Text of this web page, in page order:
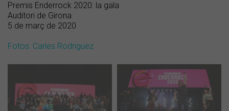
Premis Enderrock 2020: la gala
Auditori de Girona
5 de març de 2020
Fotos: Carles Rodriguez